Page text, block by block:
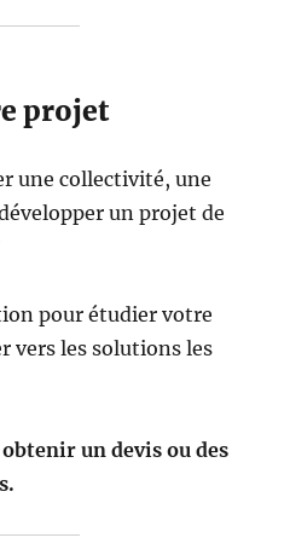
projet
une collectivité, une
un projet de
pour étudier votre
vers les solutions les
un devis ou des